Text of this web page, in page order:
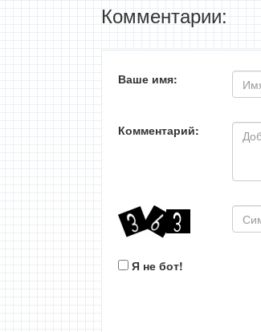
Комментарии:
Ваше имя:
Комментарий:
Я не бот!